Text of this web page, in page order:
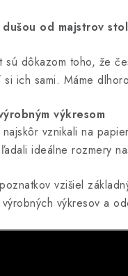
dušou od majstrov
sú dôkazom toho, že
ich sami. Máme
výkresom
vznikali na
ideálne rozmery
vzišiel
výkresov a